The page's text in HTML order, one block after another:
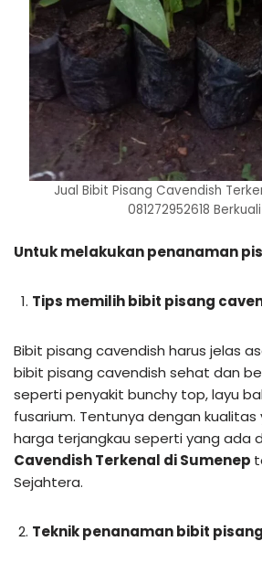
Jual Bibit Pisang Cavendish
081272952618
Untuk melakukan penanaman
Tips memilih bibit pisang
Bibit pisang cavendish harus jelas
bibit pisang cavendish sehat dan
seperti penyakit bunchy top, layu
fusarium. Tentunya dengan kualitas
harga terjangkau seperti yang ada
Cavendish Terkenal di Sumenep
Sejahtera.
Teknik penanaman bibit